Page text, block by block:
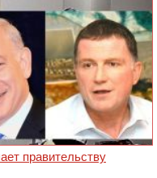
правительству